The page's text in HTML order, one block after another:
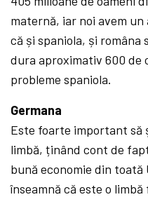
maternă, iar noi avem
că și spaniola, și româna
dura aproximativ 600 de
probleme spaniola.
Germana
Este foarte important să
limbă, ținând cont de
bună economie din toată
înseamnă că este o